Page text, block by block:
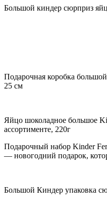
Большой киндер сюрприз
Подарочная коробка
25 см
Яйцо шоколадное большое
ассортименте, 220г
Подарочный набор Kinder
— новогодний подарок,
Большой Киндер упаковка